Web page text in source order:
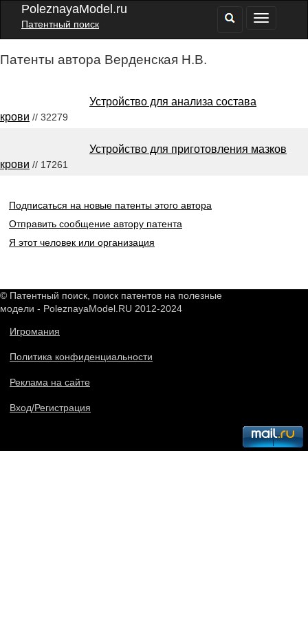
PoleznayaModel.ru
Патентный поиск
Патенты автора Верденская Н.В.
Устройство для анализа состава
крови // 32279
Устройство для приготовления мазков
крови // 17261
Подписаться на новые патенты этого автора
Отправить сообщение автору патента
Я этот человек или организация
© Патентный поиск, поиск патентов на полезные
модели - PoleznayaModel.RU 2012-2024
Игромания
Политика конфиденциальности
Реклама на сайте
Вход/Регистрация